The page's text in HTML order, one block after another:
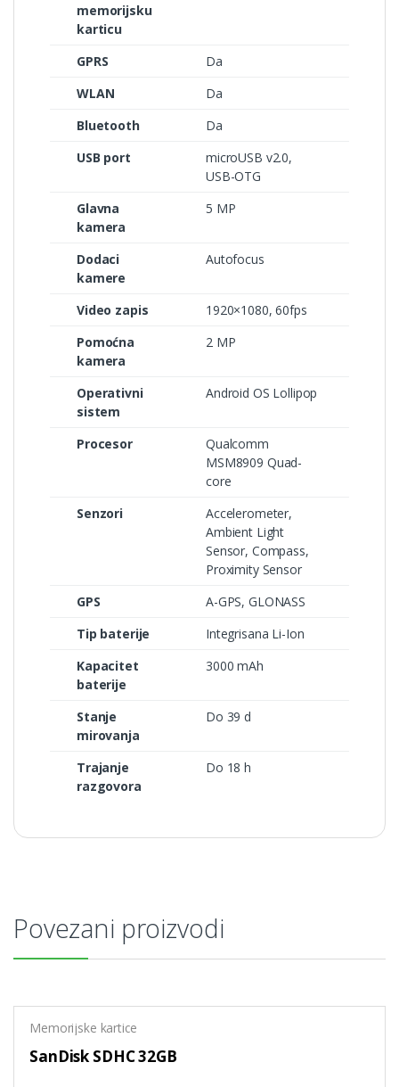
memorijsku
karticu
GPRS
Da
WLAN
Da
Bluetooth
Da
USB port
microUSB v2.0,
USB-OTG
Glavna
kamera
5 MP
Dodaci
kamere
Autofocus
Video zapis
1920×1080, 60fps
Pomoćna
kamera
2 MP
Operativni
sistem
Android OS Lollipop
Procesor
Qualcomm
MSM8909 Quad-
core
Senzori
Accelerometer,
Ambient Light
Sensor, Compass,
Proximity Sensor
GPS
A-GPS, GLONASS
Tip baterije
Integrisana Li-Ion
Kapacitet
baterije
3000 mAh
Stanje
mirovanja
Do 39 d
Trajanje
razgovora
Do 18 h
Povezani proizvodi
Memorijske kartice
SanDisk SDHC 32GB